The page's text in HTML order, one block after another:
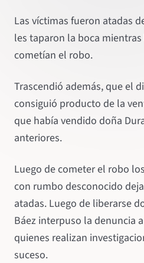
Las víctimas fueron atadas
les taparon la boca
cometían el robo.
Trascendió además, que el
consiguió producto de la
que había vendido doña
anteriores.
Luego de cometer el robo
con rumbo desconocido
atadas. Luego de liberarse
Báez interpuso la denuncia
quienes realizan
suceso.